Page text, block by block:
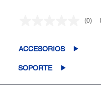
Sin
(0)
ACCESORIOS
SOPORTE